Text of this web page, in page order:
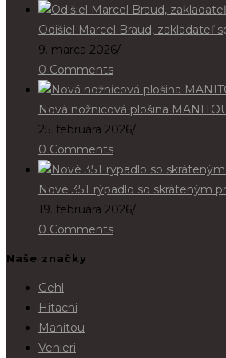
Odišiel Marcel Braud, zakladateľ
9. marca 2026/
0 Comments
Nová nožnicová plošina
25. februára 2026/
0 Comments
Nové 35T rýpadlo so skráteným
19. februára 2026/
0 Comments
Naše značky
Gehl
Hitachi
Manitou
Venieri